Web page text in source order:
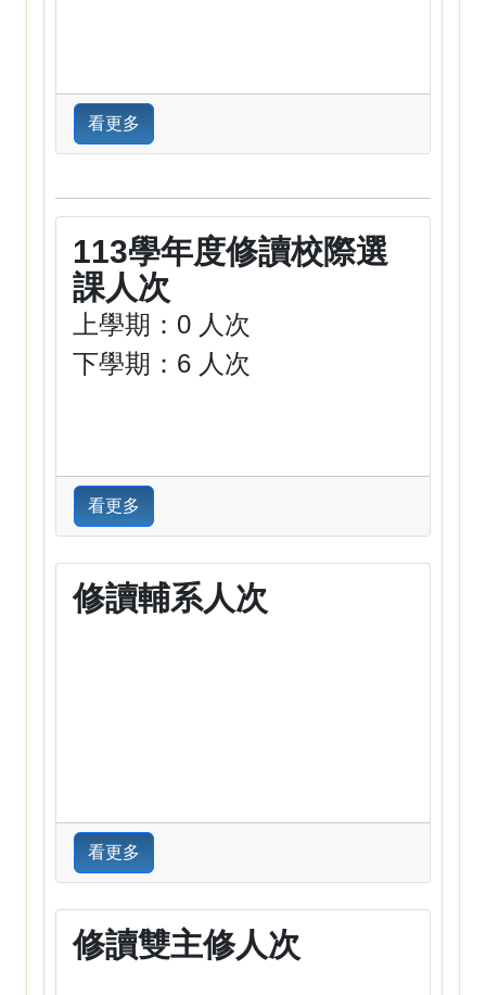
看更多
113學年度修讀校際選
課人次
上學期：0 人次
下學期：6 人次
看更多
修讀輔系人次
看更多
修讀雙主修人次